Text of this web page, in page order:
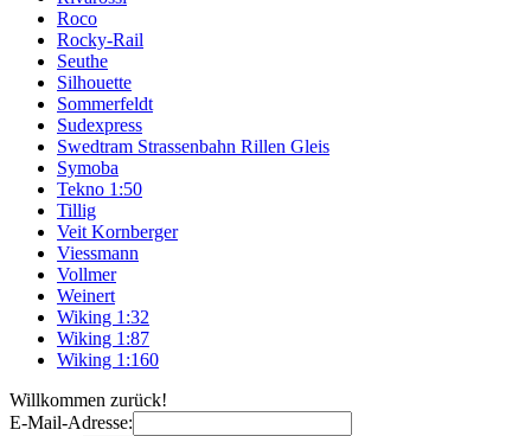
Roco
Rocky-Rail
Seuthe
Silhouette
Sommerfeldt
Sudexpress
Swedtram Strassenbahn Rillen Gleis
Symoba
Tekno 1:50
Tillig
Veit Kornberger
Viessmann
Vollmer
Weinert
Wiking 1:32
Wiking 1:87
Wiking 1:160
Willkommen zurück!
E-Mail-Adresse: